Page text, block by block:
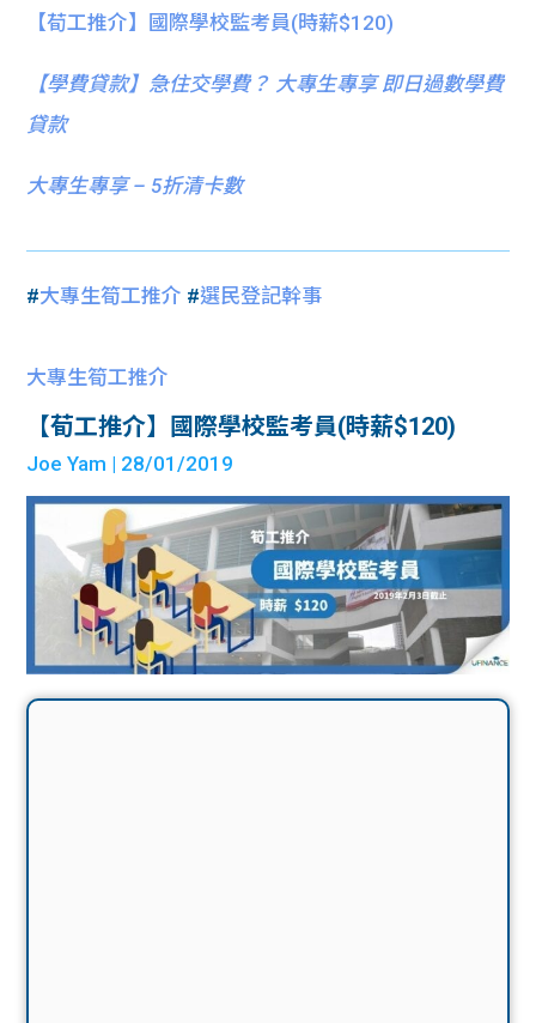
【荀工推介】國際學校監考員(時薪$120)
【學費貸款】急住交學費？ 大專生專享 即日過數學費
貸款
大專生專享 – 5折清卡數
#大專生筍工推介 #選民登記幹事
大專生筍工推介
【荀工推介】國際學校監考員(時薪$120)
Joe Yam | 28/01/2019